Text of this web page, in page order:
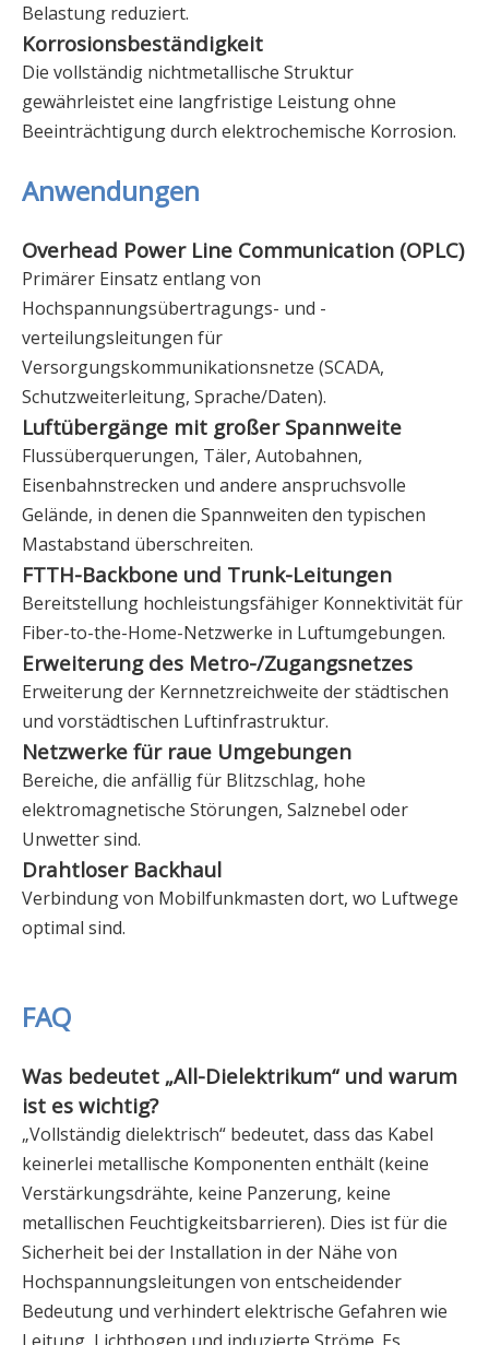
Belastung reduziert.
Korrosionsbeständigkeit
Die vollständig nichtmetallische Struktur
gewährleistet eine langfristige Leistung ohne
Beeinträchtigung durch elektrochemische Korrosion.
Anwendungen
Overhead Power Line Communication (OPLC)
Primärer Einsatz entlang von
Hochspannungsübertragungs- und -
verteilungsleitungen für
Versorgungskommunikationsnetze (SCADA,
Schutzweiterleitung, Sprache/Daten).
Luftübergänge mit großer Spannweite
Flussüberquerungen, Täler, Autobahnen,
Eisenbahnstrecken und andere anspruchsvolle
Gelände, in denen die Spannweiten den typischen
Mastabstand überschreiten.
FTTH-Backbone und Trunk-Leitungen
Bereitstellung hochleistungsfähiger Konnektivität für
Fiber-to-the-Home-Netzwerke in Luftumgebungen.
Erweiterung des Metro-/Zugangsnetzes
Erweiterung der Kernnetzreichweite der städtischen
und vorstädtischen Luftinfrastruktur.
Netzwerke für raue Umgebungen
Bereiche, die anfällig für Blitzschlag, hohe
elektromagnetische Störungen, Salznebel oder
Unwetter sind.
Drahtloser Backhaul
Verbindung von Mobilfunkmasten dort, wo Luftwege
optimal sind.
FAQ
Was bedeutet „All-Dielektrikum“ und warum
ist es wichtig?
„Vollständig dielektrisch“ bedeutet, dass das Kabel
keinerlei metallische Komponenten enthält (keine
Verstärkungsdrähte, keine Panzerung, keine
metallischen Feuchtigkeitsbarrieren). Dies ist für die
Sicherheit bei der Installation in der Nähe von
Hochspannungsleitungen von entscheidender
Bedeutung und verhindert elektrische Gefahren wie